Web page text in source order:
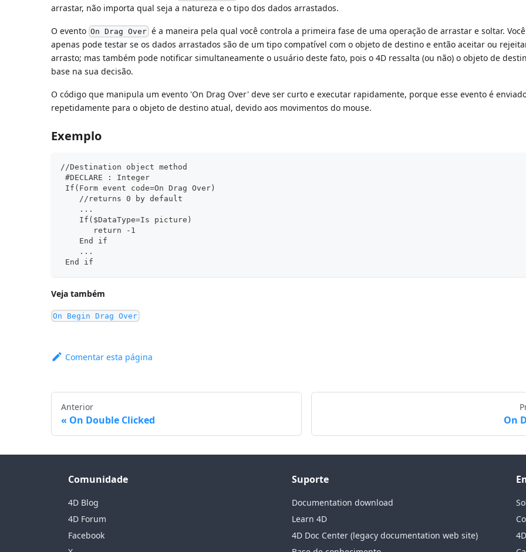
arrastar, não importa qual seja a natureza e o tipo dos dados arrastados.
O evento On Drag Over é a maneira pela qual você controla a primeira fase de uma operação de arrastar e soltar.
apenas pode testar se os dados arrastados são de um tipo compatível com o objeto de destino e então aceitar ou
arrasto; mas também pode notificar simultaneamente o usuário deste fato, pois o 4D ressalta (ou não) o objeto de
base na sua decisão.
O código que manipula um evento 'On Drag Over' deve ser curto e executar rapidamente, porque esse evento é
repetidamente para o objeto de destino atual, devido aos movimentos do mouse.
Exemplo
//Destination object method
#DECLARE : Integer
If(Form event code=On Drag Over)
    //returns 0 by default
    ...
    If($DataType=Is picture)
       return -1
    End if
    ...
End if
Veja também
On Begin Drag Over
Comentar esta página
Anterior
On Double Clicked On
Comunidade
4D Blog
4D Forum
Facebook
Suporte
Documentation download
Learn 4D
4D Doc Center (legacy documentation web site)